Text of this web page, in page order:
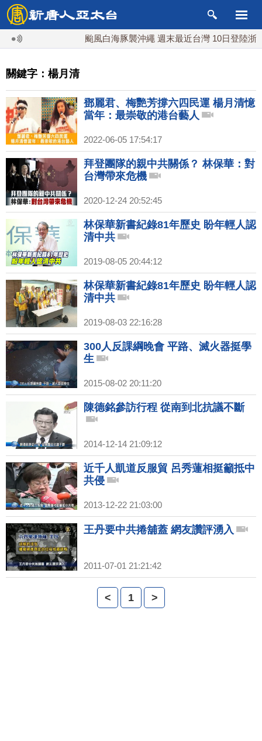
颱風白海豚襲沖繩 週末最近台灣 10日登陸浙江
關鍵字：楊月清
鄧麗君、梅艷芳撐六四民運 楊月清憶
當年：最崇敬的港台藝人
2022-06-05 17:54:17
拜登團隊的親中共關係？ 林保華：對
台灣帶來危機
2020-12-24 20:52:45
林保華新書紀錄81年歷史 盼年輕人認
清中共
2019-08-05 20:44:12
林保華新書紀錄81年歷史 盼年輕人認
清中共
2019-08-03 22:16:28
300人反課綱晚會 平路、滅火器挺學
生
2015-08-02 20:11:20
陳德銘參訪行程 從南到北抗議不斷
2014-12-14 21:09:12
近千人凱道反服貿 呂秀蓮相挺籲抵中
共侵
2013-12-22 21:03:00
王丹要中共捲舖蓋 網友讚評湧入
2011-07-01 21:21:42
< 1 >